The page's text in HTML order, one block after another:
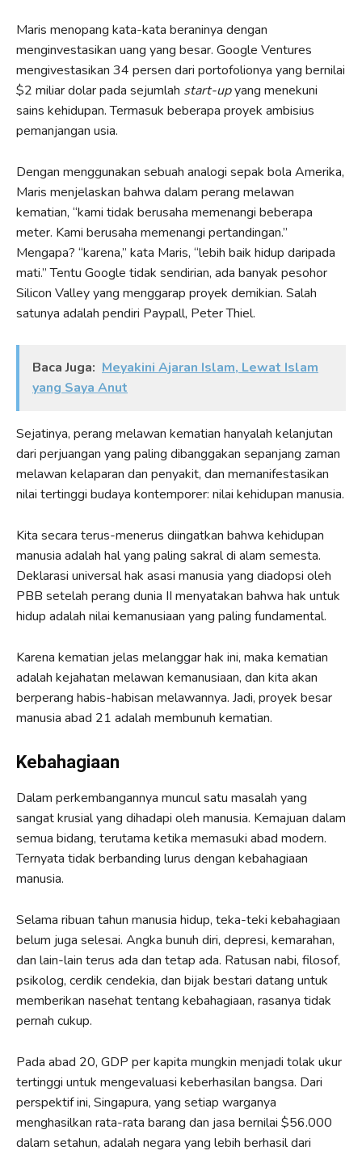
Maris menopang kata-kata beraninya dengan
menginvestasikan uang yang besar. Google Ventures
mengivestasikan 34 persen dari portofolionya yang bernilai
$2 miliar dolar pada sejumlah start-upyang menekuni
sains kehidupan. Termasuk beberapa proyek ambisius
pemanjangan usia.
Dengan menggunakan sebuah analogi sepak bola Amerika,
Maris menjelaskan bahwa dalam perang melawan
kematian, “kami tidak berusaha memenangi beberapa
meter. Kami berusaha memenangi pertandingan.”
Mengapa? “karena,” kata Maris, “lebih baik hidup daripada
mati.” Tentu Google tidak sendirian, ada banyak pesohor
Silicon Valley yang menggarap proyek demikian. Salah
satunya adalah pendiri Paypall, Peter Thiel.
Baca Juga: Meyakini Ajaran Islam, Lewat Islam
yang Saya Anut
Sejatinya, perang melawan kematian hanyalah kelanjutan
dari perjuangan yang paling dibanggakan sepanjang zaman
melawan kelaparan dan penyakit, dan memanifestasikan
nilai tertinggi budaya kontemporer: nilai kehidupan manusia.
Kita secara terus-menerus diingatkan bahwa kehidupan
manusia adalah hal yang paling sakral di alam semesta.
Deklarasi universal hak asasi manusia yang diadopsi oleh
PBB setelah perang dunia II menyatakan bahwa hak untuk
hidup adalah nilai kemanusiaan yang paling fundamental.
Karena kematian jelas melanggar hak ini, maka kematian
adalah kejahatan melawan kemanusiaan, dan kita akan
berperang habis-habisan melawannya. Jadi, proyek besar
manusia abad 21 adalah membunuh kematian.
Kebahagiaan
Dalam perkembangannya muncul satu masalah yang
sangat krusial yang dihadapi oleh manusia. Kemajuan dalam
semua bidang, terutama ketika memasuki abad modern.
Ternyata tidak berbanding lurus dengan kebahagiaan
manusia.
Selama ribuan tahun manusia hidup, teka-teki kebahagiaan
belum juga selesai. Angka bunuh diri, depresi, kemarahan,
dan lain-lain terus ada dan tetap ada. Ratusan nabi, filosof,
psikolog, cerdik cendekia, dan bijak bestari datang untuk
memberikan nasehat tentang kebahagiaan, rasanya tidak
pernah cukup.
Pada abad 20, GDP per kapita mungkin menjadi tolak ukur
tertinggi untuk mengevaluasi keberhasilan bangsa. Dari
perspektif ini, Singapura, yang setiap warganya
menghasilkan rata-rata barang dan jasa bernilai $56.000
dalam setahun, adalah negara yang lebih berhasil dari